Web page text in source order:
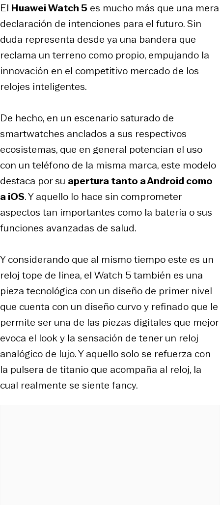
El Huawei Watch 5 es mucho más que una mera
declaración de intenciones para el futuro. Sin
duda representa desde ya una bandera que
reclama un terreno como propio, empujando la
innovación en el competitivo mercado de los
relojes inteligentes.
De hecho, en un escenario saturado de
smartwatches anclados a sus respectivos
ecosistemas, que en general potencian el uso
con un teléfono de la misma marca, este modelo
destaca por su apertura tanto a Android como
a iOS. Y aquello lo hace sin comprometer
aspectos tan importantes como la batería o sus
funciones avanzadas de salud.
Y considerando que al mismo tiempo este es un
reloj tope de línea, el Watch 5 también es una
pieza tecnológica con un diseño de primer nivel
que cuenta con un diseño curvo y refinado que le
permite ser una de las piezas digitales que mejor
evoca el look y la sensación de tener un reloj
analógico de lujo. Y aquello solo se refuerza con
la pulsera de titanio que acompaña al reloj, la
cual realmente se siente fancy.